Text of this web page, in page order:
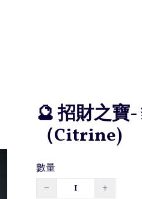
🔮 招財之寶
（Citrine)
數量
−
+